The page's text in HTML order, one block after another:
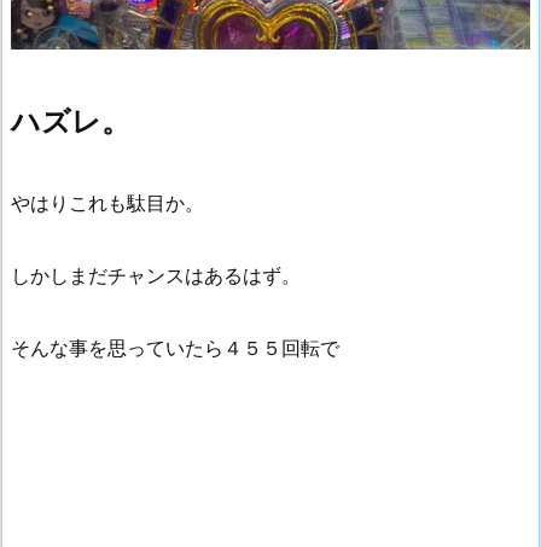
ハズレ。
やはりこれも駄目か。
しかしまだチャンスはあるはず。
そんな事を思っていたら４５５回転で